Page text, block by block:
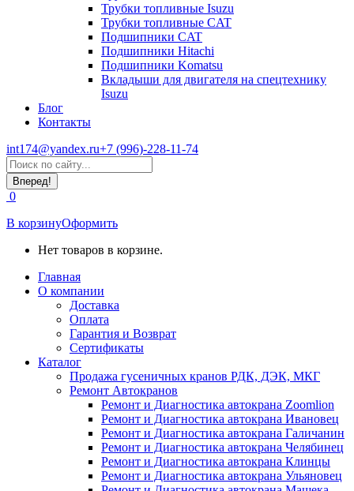
Трубки топливные Isuzu
Трубки топливные CAT
Подшипники CAT
Подшипники Hitachi
Подшипники Komatsu
Вкладыши для двигателя на спецтехнику
Isuzu
Блог
Контакты
int174@yandex.ru+7 (996)-228-11-74
Страница
WhatsApp
открывается
в
новом
окне
Поиск:
0
В корзинуОформить
Нет товаров в корзине.
Главная
О компании
Доставка
Оплата
Гарантия и Возврат
Сертификаты
Каталог
Продажа гусеничных кранов РДК, ДЭК, МКГ
Ремонт Автокранов
Ремонт и Диагностика автокрана Zoomlion
Ремонт и Диагностика автокрана Ивановец
Ремонт и Диагностика автокрана Галичанин
Ремонт и Диагностика автокрана Челябинец
Ремонт и Диагностика автокрана Клинцы
Ремонт и Диагностика автокрана Ульяновец